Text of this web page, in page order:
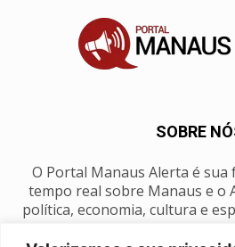
SOBRE
O Portal Manaus Alerta é sua
tempo real sobre Manaus e o
política, economia, cultura e